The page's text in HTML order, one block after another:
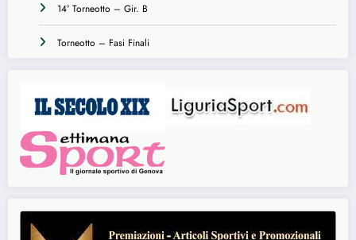
14° Torneotto – Gir. B
Torneotto – Fasi Finali